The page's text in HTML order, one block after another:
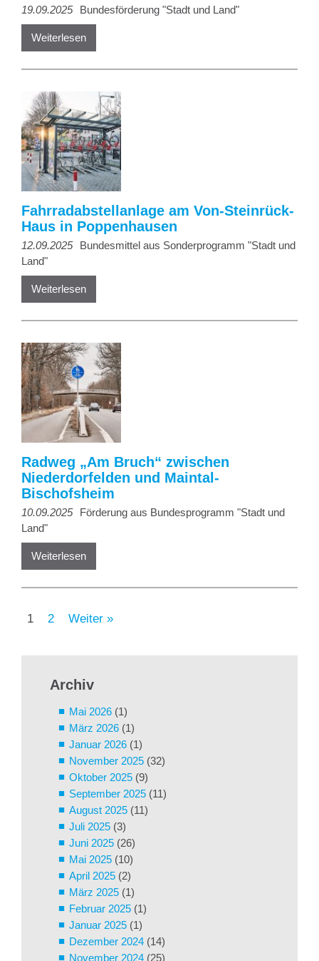
19.09.2025 Bundesförderung "Stadt und Land"
Weiterlesen
Fahrradabstellanlage am Von-Steinrück-
Haus in Poppenhausen
12.09.2025
Bundesmittel aus Sonderprogramm "Stadt und
Land"
Weiterlesen
Radweg „Am Bruch“ zwischen
Niederdorfelden und Maintal-
Bischofsheim
10.09.2025
Förderung aus Bundesprogramm "Stadt und
Land"
Weiterlesen
1 2 Weiter »
Archiv
Mai 2026 (1)
März 2026 (1)
Januar 2026 (1)
November 2025 (32)
Oktober 2025 (9)
September 2025 (11)
August 2025 (11)
Juli 2025 (3)
Juni 2025 (26)
Mai 2025 (10)
April 2025 (2)
März 2025 (1)
Februar 2025 (1)
Januar 2025 (1)
Dezember 2024 (14)
November 2024 (25)